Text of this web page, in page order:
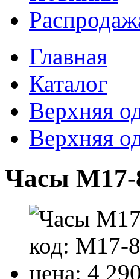
Главная
Каталог
Верхняя
Верхняя
Часы M17-